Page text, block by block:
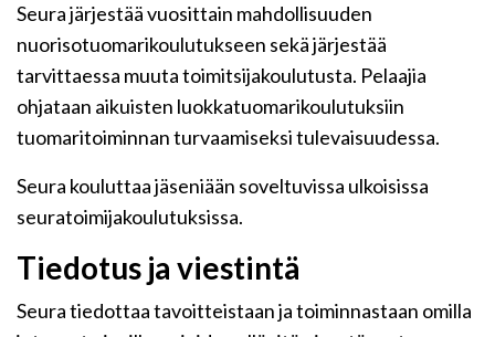
Seura järjestää vuosittain mahdollisuuden
nuorisotuomarikoulutukseen sekä järjestää
tarvittaessa muuta toimitsijakoulutusta. Pelaajia
ohjataan aikuisten luokkatuomarikoulutuksiin
tuomaritoiminnan turvaamiseksi tulevaisuudessa.
Seura kouluttaa jäseniään soveltuvissa ulkoisissa
seuratoimijakoulutuksissa.
Tiedotus ja viestintä
Seura tiedottaa tavoitteistaan ja toiminnastaan omilla